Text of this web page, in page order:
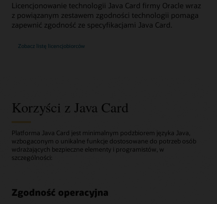
Licencjonowanie technologii Java Card firmy Oracle wraz
z powiązanym zestawem zgodności technologii pomaga
zapewnić zgodność ze specyfikacjami Java Card.
Zobacz listę licencjobiorców
Korzyści z Java Card
Platforma Java Card jest minimalnym podzbiorem języka Java,
wzbogaconym o unikalne funkcje dostosowane do potrzeb osób
wdrażających bezpieczne elementy i programistów, w
szczególności:
Zgodność operacyjna